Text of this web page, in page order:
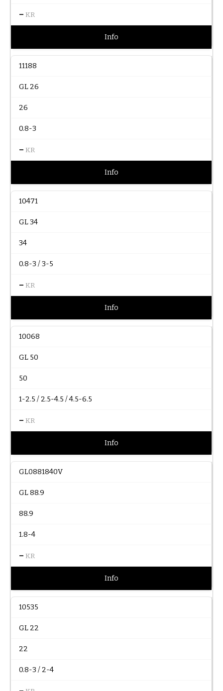
– KR
Info
11188
GL 26
26
0.8-3
– KR
Info
10471
GL 34
34
0.8-3 / 3-5
– KR
Info
10068
GL 50
50
1-2.5 / 2.5-4.5 / 4.5-6.5
– KR
Info
GL0881840V
GL 88.9
88.9
1.8-4
– KR
Info
10535
GL 22
22
0.8-3 / 2-4